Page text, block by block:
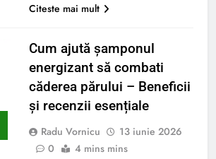
Citeste mai mult
Cum ajută șamponul
energizant să combati
căderea părului – Beneficii
și recenzii esențiale
Radu Vornicu
13 iunie 2026
0
4 mins mins